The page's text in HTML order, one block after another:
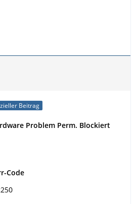
Beitrag
Problem Perm. Blockiert
Code